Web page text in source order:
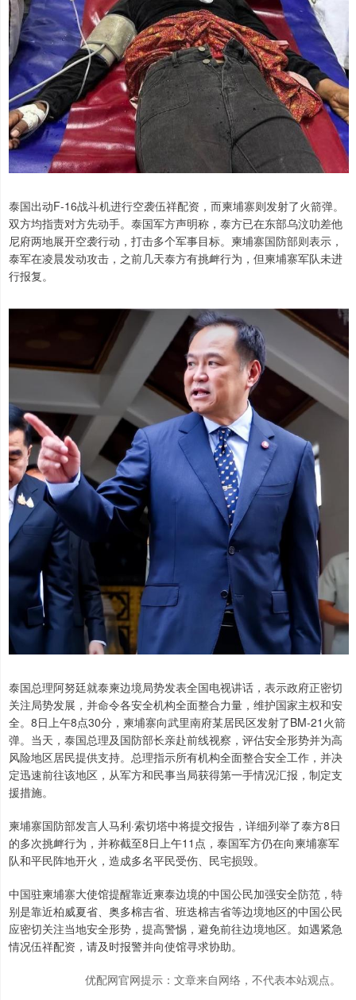
泰国出动F-16战斗机进行空袭伍祥配资，而柬埔寨则发射了火箭弹。
双方均指责对方先动手。泰国军方声明称，泰方已在东部乌汶叻差他
尼府两地展开空袭行动，打击多个军事目标。柬埔寨国防部则表示，
泰军在凌晨发动攻击，之前几天泰方有挑衅行为，但柬埔寨军队未进
行报复。
泰国总理阿努廷就泰柬边境局势发表全国电视讲话，表示政府正密切
关注局势发展，并命令各安全机构全面整合力量，维护国家主权和安
全。8日上午8点30分，柬埔寨向武里南府某居民区发射了BM-21火箭
弹。当天，泰国总理及国防部长亲赴前线视察，评估安全形势并为高
风险地区居民提供支持。总理指示所有机构全面整合安全工作，并决
定迅速前往该地区，从军方和民事当局获得第一手情况汇报，制定支
援措施。
柬埔寨国防部发言人马利·索切塔中将提交报告，详细列举了泰方8日
的多次挑衅行为，并称截至8日上午11点，泰国军方仍在向柬埔寨军
队和平民阵地开火，造成多名平民受伤、民宅损毁。
中国驻柬埔寨大使馆提醒靠近柬泰边境的中国公民加强安全防范，特
别是靠近柏威夏省、奥多棉吉省、班迭棉吉省等边境地区的中国公民
应密切关注当地安全形势，提高警惕，避免前往边境地区。如遇紧急
情况伍祥配资，请及时报警并向使馆寻求协助。
优配网官网提示：文章来自网络，不代表本站观点。